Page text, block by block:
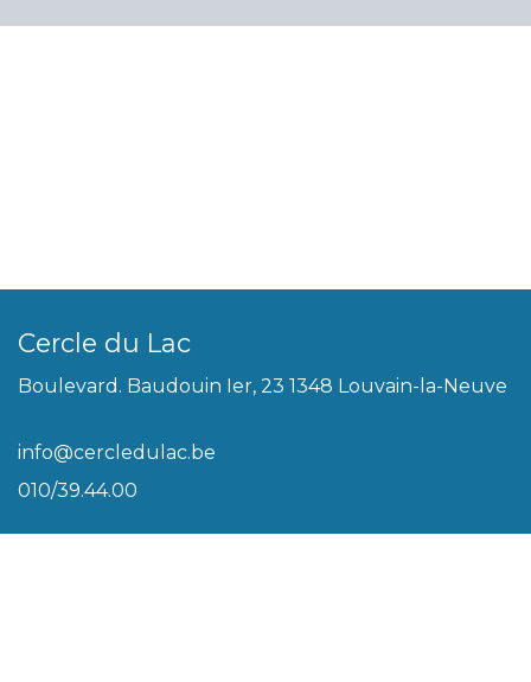
Cercle du Lac
Boulevard. Baudouin Ier, 23 1348 Louvain-la-Neuve
info@cercledulac.be
010/39.44.00